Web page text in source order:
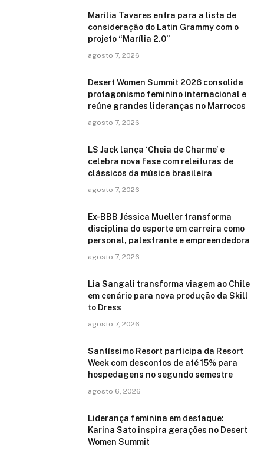
Marília Tavares entra para a lista de
consideração do Latin Grammy com o
projeto “Marília 2.0”
agosto 7, 2026
Desert Women Summit 2026 consolida
protagonismo feminino internacional e
reúne grandes lideranças no Marrocos
agosto 7, 2026
LS Jack lança ‘Cheia de Charme’ e
celebra nova fase com releituras de
clássicos da música brasileira
agosto 7, 2026
Ex-BBB Jéssica Mueller transforma
disciplina do esporte em carreira como
personal, palestrante e empreendedora
agosto 7, 2026
Lia Sangali transforma viagem ao Chile
em cenário para nova produção da Skill
to Dress
agosto 7, 2026
Santíssimo Resort participa da Resort
Week com descontos de até 15% para
hospedagens no segundo semestre
agosto 6, 2026
Liderança feminina em destaque:
Karina Sato inspira gerações no Desert
Women Summit